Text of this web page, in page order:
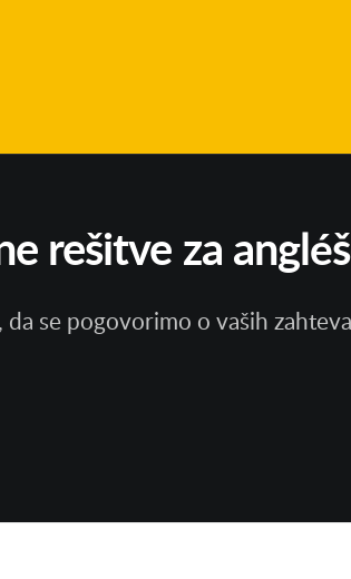
rešitve za
da se pogovorimo o vaših